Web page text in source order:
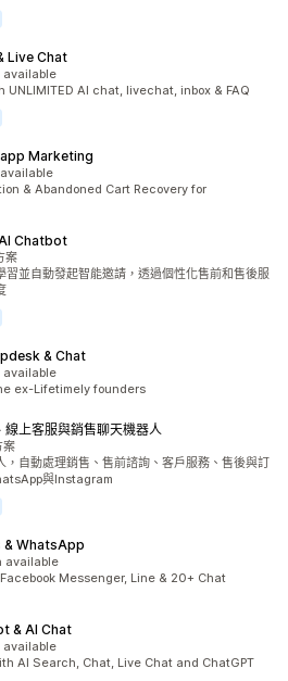
Live Chat
available
UNLIMITED AI chat, livechat, inbox & FAQ
Marketing
& Abandoned Cart Recovery for
Chatbot
案
習並自動發起智能邀請，透過個性化售前和售後服
& Chat
available
ex-Lifetimely founders
上客服與銷售聊天機器人
案
，自動處理銷售、售前諮詢、客戶服務、售後與訂
與Instagram
WhatsApp
available
Messenger, Line & 20+ Chat
& AI Chat
available
AI Search, Chat, Live Chat and ChatGPT